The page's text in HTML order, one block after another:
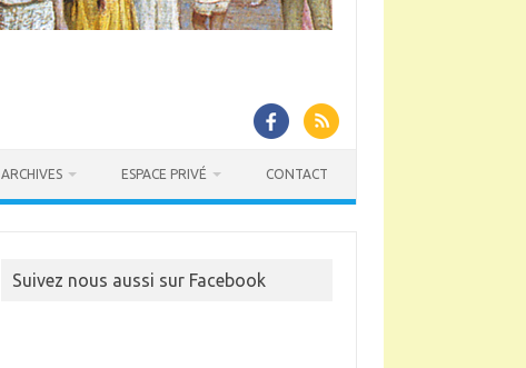
ARCHIVES ESPACE PRIVÉ CONTACT
Suivez nous aussi sur Facebook